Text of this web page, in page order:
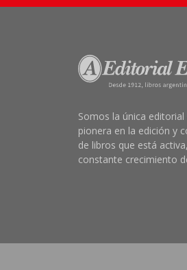
Somos la única
pionera en la edición y
de libros que está
constante crecimiento